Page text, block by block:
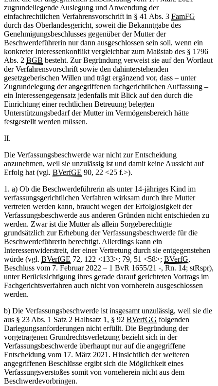
zugrundeliegende Auslegung und Anwendung der
einfachrechtlichen Verfahrensvorschrift in § 41 Abs. 3 FamFG
durch das Oberlandesgericht, soweit die Bekanntgabe des
Genehmigungsbeschlusses gegenüber der Mutter der
Beschwerdeführerin nur dann ausgeschlossen sein soll, wenn ein
konkreter Interessenkonflikt vergleichbar zum Maßstab des § 1796
Abs. 2 BGB besteht. Zur Begründung verweist sie auf den Wortlaut
der Verfahrensvorschrift sowie den dahinterstehenden
gesetzgeberischen Willen und trägt ergänzend vor, dass ‒ unter
Zugrundelegung der angegriffenen fachgerichtlichen Auffassung ‒
ein Interessengegensatz jedenfalls mit Blick auf den durch die
Einrichtung einer rechtlichen Betreuung belegten
Unterstützungsbedarf der Mutter im Vermögensbereich hätte
festgestellt werden müssen.
II.
Die Verfassungsbeschwerde war nicht zur Entscheidung
anzunehmen, weil sie unzulässig ist und damit keine Aussicht auf
Erfolg hat (vgl. BVerfGE 90, 22 <25 f.>).
1. a) Ob die Beschwerdeführerin als unter 14-jähriges Kind im
verfassungsgerichtlichen Verfahren wirksam durch ihre Mutter
vertreten werden kann, braucht wegen der Erfolglosigkeit der
Verfassungsbeschwerde aus anderen Gründen nicht entschieden zu
werden. Zwar ist die Mutter als allein Sorgeberechtigte
grundsätzlich zur Erhebung der Verfassungsbeschwerde für die
Beschwerdeführerin berechtigt. Allerdings kann ein
Interessenwiderstreit, der einer Vertretung durch sie entgegenstehen
würde (vgl. BVerfGE 72, 122 <133>; 79, 51 <58>; BVerfG,
Beschluss vom 7. Februar 2022 – 1 BvR 1655/21 -, Rn. 14; stRspr),
unter Berücksichtigung ihres gerade darauf gerichteten Vortrags im
Fachgerichtsverfahren auch nicht von vornherein ausgeschlossen
werden.
b) Die Verfassungsbeschwerde ist insgesamt unzulässig, weil sie die
aus § 23 Abs. 1 Satz 2 Halbsatz 1, § 92 BVerfGG folgenden
Darlegungsanforderungen nicht erfüllt. Die Begründung der
vorgetragenen Grundrechtsverletzung bezieht sich in der
Verfassungsbeschwerde überhaupt nur auf die angegriffene
Entscheidung vom 17. März 2021. Hinsichtlich der weiteren
angegriffenen Beschlüsse ergibt sich die Möglichkeit eines
Verfassungsverstoßes somit von vorneherein nicht aus dem
Beschwerdevorbringen.